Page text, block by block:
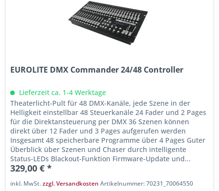
EUROLITE DMX Commander 24/48 Controller
Lieferzeit ca. 1-4 Werktage
Theaterlicht-Pult für 48 DMX-Kanäle, jede Szene in der
Helligkeit einstellbar 48 Steuerkanäle 24 Fader und 2 Pages
für die Direktansteuerung per DMX 36 Szenen können
direkt über 12 Fader und 3 Pages aufgerufen werden
Insgesamt 48 speicherbare Programme über 4 Pages Guter
Überblick über Szenen und Chaser durch intelligente
Status-LEDs Blackout-Funktion Firmware-Update und...
329,00 € *
inkl. MwSt.zzgl. Versandkosten Artikelnummer: 70231_70064550